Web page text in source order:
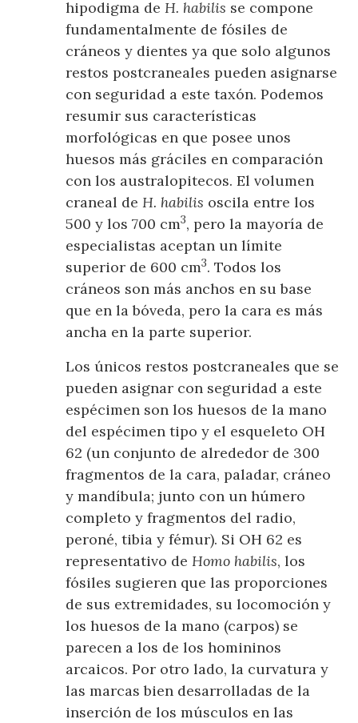
hipodigma deH. habilis se compone
fundamentalmente de fósiles de
cráneos y dientes ya que solo algunos
restos postcraneales pueden asignarse
con seguridad a este taxón. Podemos
resumir sus características
morfológicas en que posee unos
huesos más gráciles en comparación
con los australopitecos. El volumen
craneal deH. habilis oscila entre los
500 y los 700 cm3, pero la mayoría de
especialistas aceptan un límite
superior de 600 cm3. Todos los
cráneos son más anchos en su base
que en la bóveda, pero la cara es más
ancha en la parte superior.
Los únicos restos postcraneales que se
pueden asignar con seguridad a este
espécimen son los huesos de la mano
del espécimen tipo y el esqueleto OH
62 (un conjunto de alrededor de 300
fragmentos de la cara, paladar, cráneo
y mandíbula; junto con un húmero
completo y fragmentos del radio,
peroné, tibia y fémur). Si OH 62 es
representativo deHomo habilis, los
fósiles sugieren que las proporciones
de sus extremidades, su locomoción y
los huesos de la mano (carpos) se
parecen a los de los homininos
arcaicos. Por otro lado, la curvatura y
las marcas bien desarrolladas de la
inserción de los músculos en las